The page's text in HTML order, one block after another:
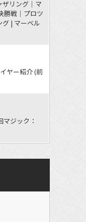
ザリング｜マ
勝戦｜プロツ
| マーベル
ヤー紹介 (前
ジック：